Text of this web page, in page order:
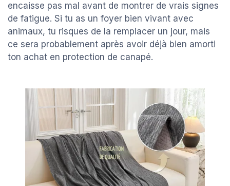
encaisse pas mal avant de montrer de vrais signes
de fatigue. Si tu as un foyer bien vivant avec
animaux, tu risques de la remplacer un jour, mais
ce sera probablement après avoir déjà bien amorti
ton achat en protection de canapé.